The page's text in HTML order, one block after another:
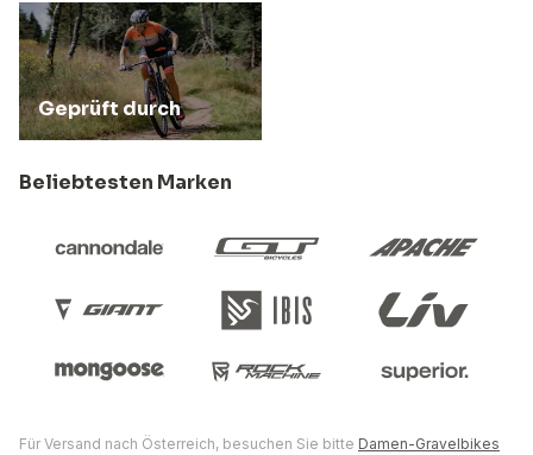
Geprüft durch
Beliebtesten Marken
Für Versand nach Österreich, besuchen Sie bitte Damen-Gravelbikes